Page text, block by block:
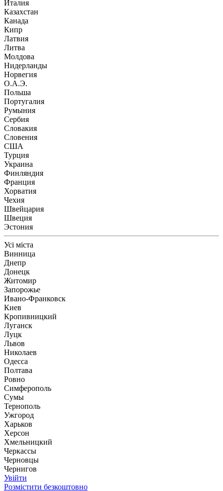
Италия
Казахстан
Канада
Кипр
Латвия
Литва
Молдова
Нидерланды
Норвегия
О.А.Э.
Польша
Португалия
Румыния
Сербия
Словакия
Словения
США
Турция
Украина
Финляндия
Франция
Хорватия
Чехия
Швейцария
Швеция
Эстония
Усі міста
Винница
Днепр
Донецк
Житомир
Запорожье
Ивано-Франковск
Киев
Кропивницкий
Луганск
Луцк
Львов
Николаев
Одесса
Полтава
Ровно
Симферополь
Сумы
Тернополь
Ужгород
Харьков
Херсон
Хмельницкий
Черкассы
Чернoвцы
Чернигов
Увійти
Розмістити безкоштовно